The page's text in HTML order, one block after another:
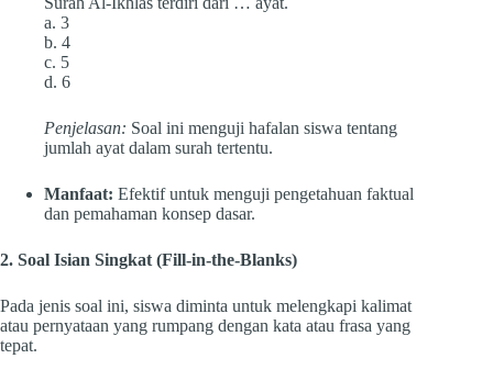
a. 3
b. 4
c. 5
d. 6
Penjelasan: Soal ini menguji hafalan siswa tentang
jumlah ayat dalam surah tertentu.
Manfaat: Efektif untuk menguji pengetahuan faktual
dan pemahaman konsep dasar.
2. Soal Isian Singkat (Fill-in-the-Blanks)
Pada jenis soal ini, siswa diminta untuk melengkapi kalimat
atau pernyataan yang rumpang dengan kata atau frasa yang
tepat.